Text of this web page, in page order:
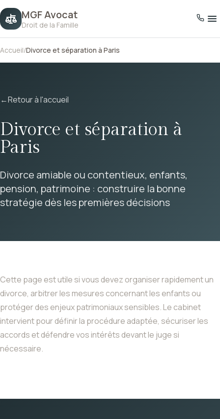
MGF Avocat
Droit de la Famille
Accueil/Divorce et séparation à Paris
←Retour à l'accueil
Divorce et séparation à
Paris
Divorce amiable ou contentieux, enfants,
pension, patrimoine : construire la bonne
stratégie dès les premières décisions
Cette page est utile si vous devez organiser rapidement un
divorce, arbitrer les mesures concernant les enfants ou
protéger des enjeux patrimoniaux sensibles. Le cabinet
intervient pour définir la procédure adaptée, sécuriser les
accords et défendre vos intérêts devant le juge si
nécessaire.